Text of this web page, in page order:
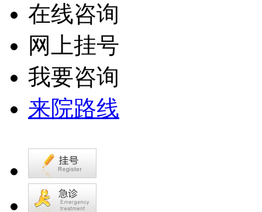
在线咨询
网上挂号
我要咨询
来院路线